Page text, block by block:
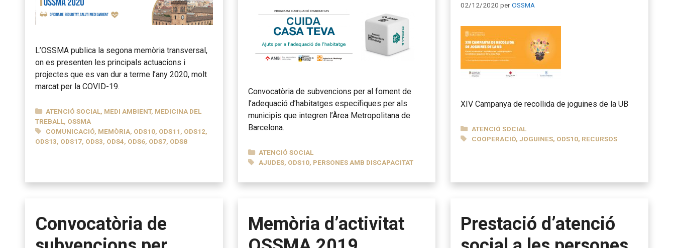
L’OSSMA publica la segona memòria transversal,
on es presenten les principals actuacions i
projectes que es van dur a terme l’any 2020, molt
marcat per la COVID-19.
CATEGORIES
ATENCIÓ SOCIAL, MEDI AMBIENT, MEDICINA DEL
TREBALL, OSSMA
ETIQUETES
COMUNICACIÓ, MEMÒRIA, ODS10, ODS11, ODS12,
ODS13, ODS17, ODS3, ODS4, ODS6, ODS7, ODS8
Convocatòria de subvencions per al foment de
l’adequació d’habitatges específiques per als
municipis que integren l’Àrea Metropolitana de
Barcelona.
CATEGORIES
ATENCIÓ SOCIAL
ETIQUETES
AJUDES, ODS10, PERSONES AMB DISCAPACITAT
02/12/2020 perOSSMA
XIV Campanya de recollida de joguines de la UB
CATEGORIES
ATENCIÓ SOCIAL
ETIQUETES
COOPERACIÓ, JOGUINES, ODS10, RECURSOS
Convocatòria de
Memòria d’activitat
Prestació d’atenció